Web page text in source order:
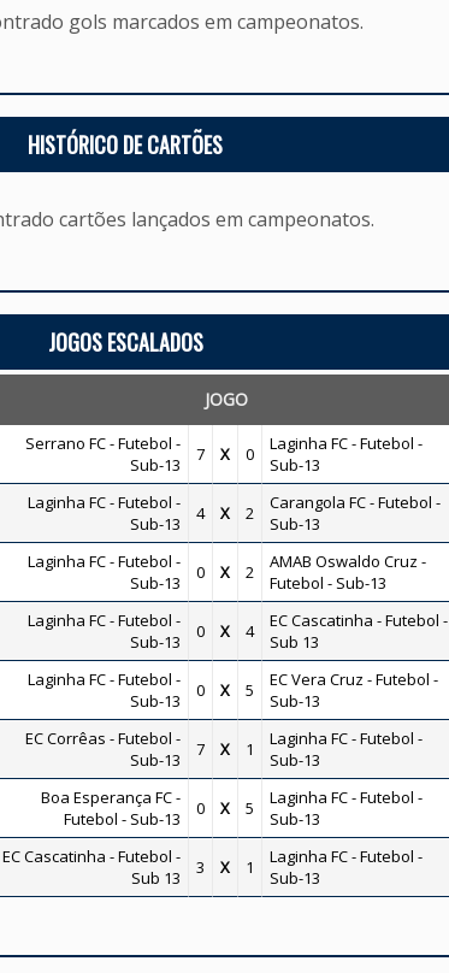
gols marcados em campeonatos.
HISTÓRICO DE CARTÕES
cartões lançados em campeonatos.
JOGOS ESCALADOS
JOGO
Serrano FC - Futebol -
Sub-13
7 X 0
Laginha FC - Futebol -
Sub-13
Laginha FC - Futebol -
Sub-13
4 X 2
Carangola FC - Futebol -
Sub-13
Laginha FC - Futebol -
Sub-13
0 X 2
AMAB Oswaldo Cruz -
Futebol - Sub-13
Laginha FC - Futebol -
Sub-13
0 X 4
EC Cascatinha - Futebol -
Sub 13
Laginha FC - Futebol -
Sub-13
0 X 5
EC Vera Cruz - Futebol -
Sub-13
EC Corrêas - Futebol -
Sub-13
7 X 1
Laginha FC - Futebol -
Sub-13
Boa Esperança FC -
Futebol - Sub-13
0 X 5
Laginha FC - Futebol -
Sub-13
EC Cascatinha - Futebol -
Sub 13
3 X 1
Laginha FC - Futebol -
Sub-13